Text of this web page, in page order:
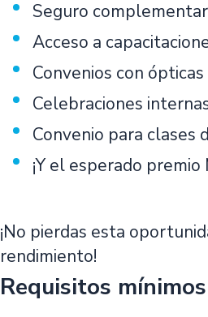
Seguro
Acceso a
Convenios con
Celebraciones
Convenio para clases
¡Y el esperado
¡No pierdas esta
rendimiento!
Requisitos mínimos